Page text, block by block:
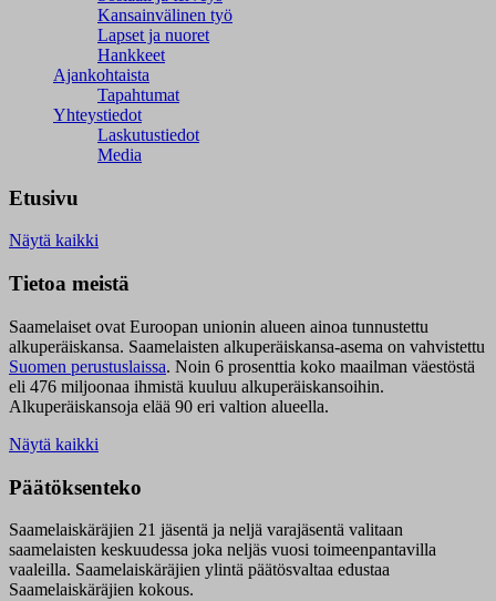
Kansainvälinen työ
Lapset ja nuoret
Hankkeet
Ajankohtaista
Tapahtumat
Yhteystiedot
Laskutustiedot
Media
Etusivu
Näytä kaikki
Tietoa meistä
Saamelaiset ovat Euroopan unionin alueen ainoa tunnustettu
alkuperäiskansa. Saamelaisten alkuperäiskansa-asema on vahvistettu
Suomen perustuslaissa. Noin 6 prosenttia koko maailman väestöstä
eli 476 miljoonaa ihmistä kuuluu alkuperäiskansoihin.
Alkuperäiskansoja elää 90 eri valtion alueella.
Näytä kaikki
Päätöksenteko
Saamelaiskäräjien 21 jäsentä ja neljä varajäsentä valitaan
saamelaisten keskuudessa joka neljäs vuosi toimeenpantavilla
vaaleilla. Saamelaiskäräjien ylintä päätösvaltaa edustaa
Saamelaiskäräjien kokous.